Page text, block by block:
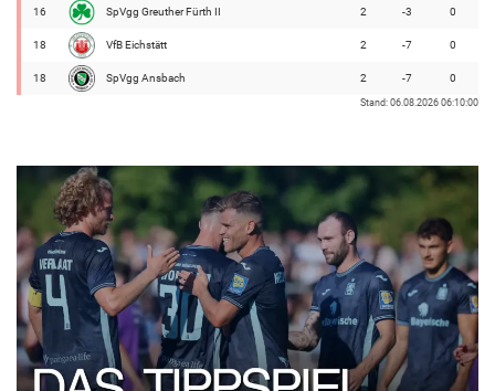
16 SpVgg Greuther Fürth II 2 -3 0
18 VfB Eichstätt 2 -7 0
18 SpVgg Ansbach 2 -7 0
Stand: 06.08.2026 06:10:00